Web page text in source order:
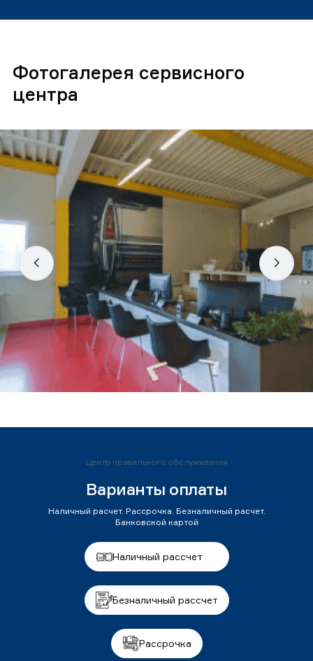
Фотогалерея сервисного
центра
Центр правильного обслуживания
Варианты оплаты
Наличный расчет. Рассрочка. Безналичный расчет.
Банковской картой
Наличный рассчет
Безналичный рассчет
Рассрочка